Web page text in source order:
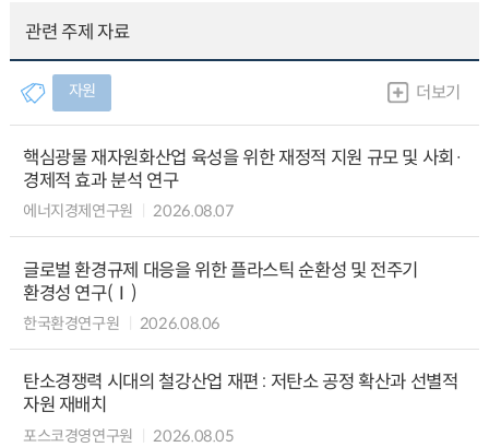
관련 주제 자료
자원 더보기
핵심광물 재자원화산업 육성을 위한 재정적 지원 규모 및 사회·
경제적 효과 분석 연구
에너지경제연구원 2026.08.07
글로벌 환경규제 대응을 위한 플라스틱 순환성 및 전주기
환경성 연구(Ⅰ)
한국환경연구원 2026.08.06
탄소경쟁력 시대의 철강산업 재편 : 저탄소 공정 확산과 선별적
자원 재배치
포스코경영연구원 2026.08.05